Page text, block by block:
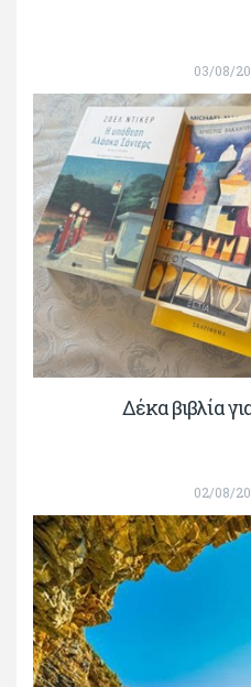
03/08/
Δέκα βιβλία
02/08/